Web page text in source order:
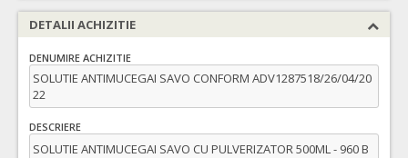
DETALII ACHIZITIE
DENUMIRE ACHIZITIE
SOLUTIE ANTIMUCEGAI SAVO CONFORM ADV1287518/26/04/20
22
DESCRIERE
SOLUTIE ANTIMUCEGAI SAVO CU PULVERIZATOR 500ML - 960 B